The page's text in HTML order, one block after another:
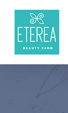
Salta
contenuto